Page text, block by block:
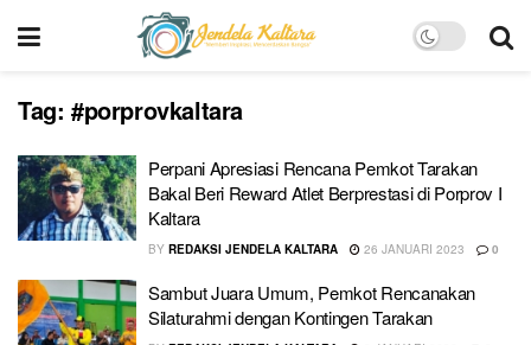
Tag: #porprovkaltara
Perpani Apresiasi Rencana Pemkot Tarakan
Bakal Beri Reward Atlet Berprestasi di Porprov I
Kaltara
BY REDAKSI JENDELA KALTARA 26 JANUARI 2023 0
Sambut Juara Umum, Pemkot Rencanakan
Silaturahmi dengan Kontingen Tarakan